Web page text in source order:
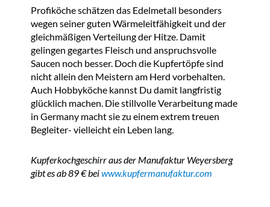
Profiköche schätzen das Edelmetall besonders
wegen seiner guten Wärmeleitfähigkeit und der
gleichmäßigen Verteilung der Hitze. Damit
gelingen gegartes Fleisch und anspruchsvolle
Saucen noch besser. Doch die Kupfertöpfe sind
nicht allein den Meistern am Herd vorbehalten.
Auch Hobbyköche kannst Du damit langfristig
glücklich machen. Die stillvolle Verarbeitung made
in Germany macht sie zu einem extrem treuen
Begleiter- vielleicht ein Leben lang.
Kupferkochgeschirr aus der Manufaktur Weyersberg
gibt es ab 89 € beiwww.kupfermanufaktur.com